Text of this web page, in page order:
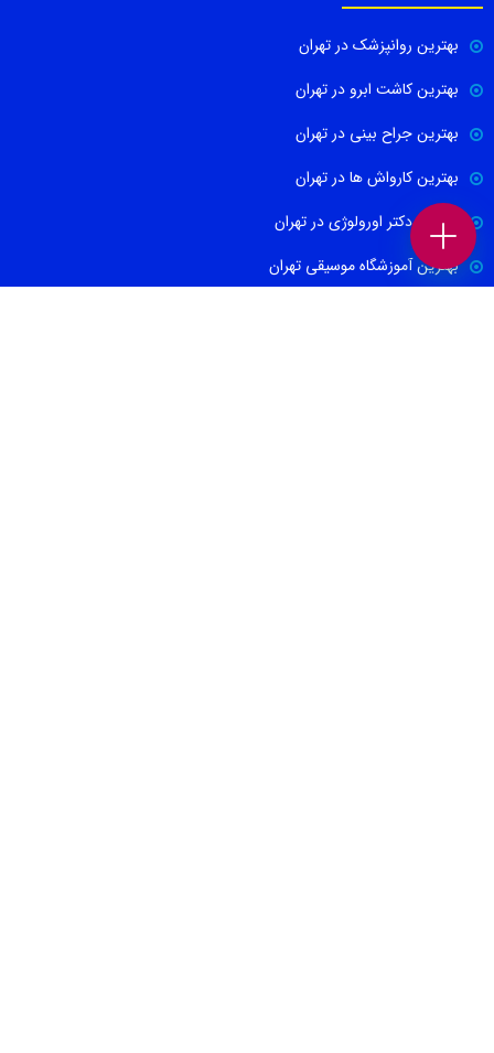
بهترین روانپزشک در تهران
بهترین کاشت ابرو در تهران
بهترین جراح بینی در تهران
بهترین کارواش ها در تهران
بهترین دکتر اورولوژی در تهران
بهترین آموزشگاه موسیقی تهران